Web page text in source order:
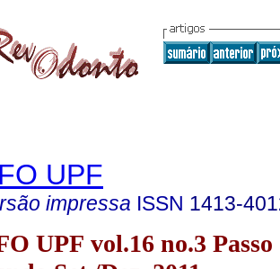
UPF
impressa ISSN 1413-
UPF vol.16 no.3 Passo